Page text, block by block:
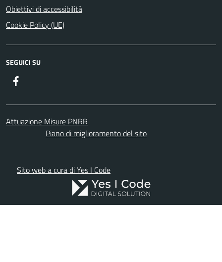
Obiettivi di accessibilità
Cookie Policy (UE)
SEGUICI SU
Attuazione Misure PNRR
Piano di miglioramento del sito
Sito web a cura di Yes I Code